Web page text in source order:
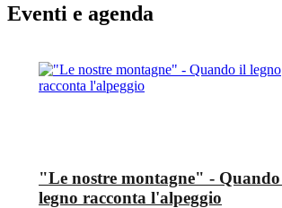
Eventi e agenda
"Le nostre montagne" -
legno racconta l'alpeggio